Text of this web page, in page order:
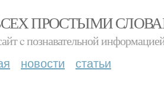
ПРОСТЫМИ
c познавательной
новости статьи